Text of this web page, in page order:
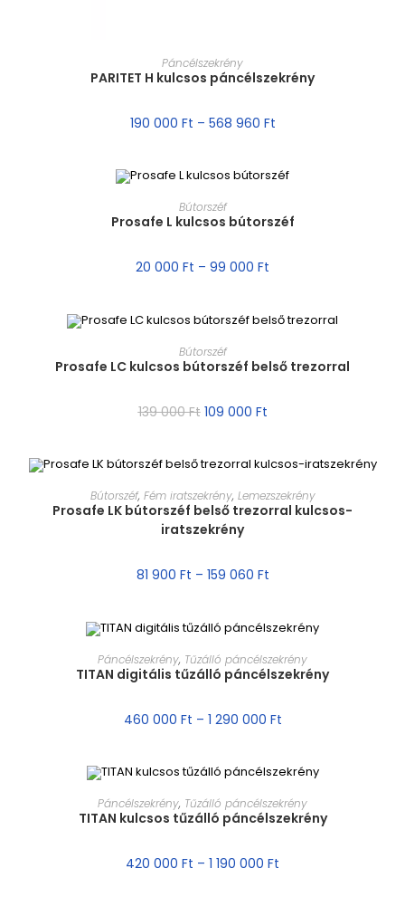
MÉRET VÁLASZTÁSA
Páncélszekrény
PARITET H kulcsos páncélszekrény
190 000 Ft – 568 960 Ft
MÉRET VÁLASZTÁSA
Bútorszéf
Prosafe L kulcsos bútorszéf
20 000 Ft – 99 000 Ft
MÉRET VÁLASZTÁSA
Bútorszéf
Prosafe LC kulcsos bútorszéf belső trezorral
139 000Ft 109 000 Ft
MÉRET VÁLASZTÁSA
Bútorszéf, Fém iratszekrény, Lemezszekrény
Prosafe LK bútorszéf belső trezorral kulcsos-
iratszekrény
81 900 Ft – 159 060 Ft
MÉRET VÁLASZTÁSA
Páncélszekrény, Tűzálló páncélszekrény
TITAN digitális tűzálló páncélszekrény
460 000 Ft – 1 290 000 Ft
MÉRET VÁLASZTÁSA
Páncélszekrény, Tűzálló páncélszekrény
TITAN kulcsos tűzálló páncélszekrény
420 000 Ft – 1 190 000 Ft